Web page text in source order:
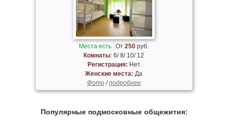
Места есть От250 руб.
Комнаты: 6/ 8/ 10/ 12
Регистрация: Нет
Женские места: Да
Фото/подробнее
Популярные подмосковные общежития: